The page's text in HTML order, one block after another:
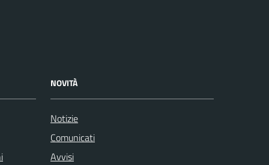
NOVITÀ
Notizie
Comunicati
Avvisi